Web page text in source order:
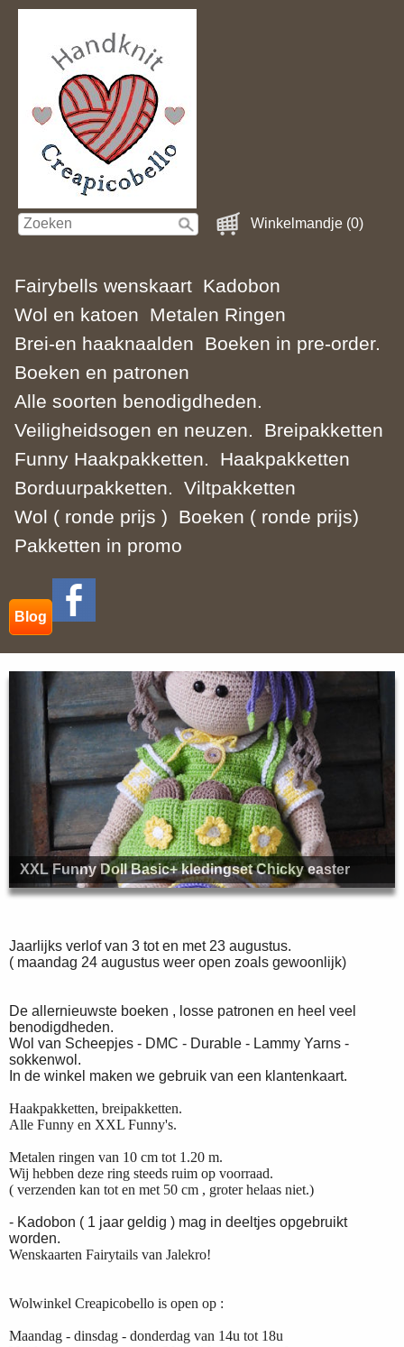
Winkelmandje (0)
Fairybells wenskaart Kadobon
Wol en katoen
Metalen Ringen
Brei-en haaknaalden
Boeken in pre-order.
Boeken en patronen
Alle soorten benodigdheden.
Veiligheidsogen en neuzen.
Breipakketten
Funny Haakpakketten.
Haakpakketten
Borduurpakketten.
Viltpakketten
Wol ( ronde prijs )
Boeken ( ronde prijs)
Pakketten in promo
Blog
XXL Funny Doll Basic+ kledingset Chicky easter
Jaarlijks verlof van 3 tot en met 23 augustus.
( maandag 24 augustus weer open zoals gewoonlijk)
De allernieuwste boeken , losse patronen en heel veel
benodigdheden.
Wol van Scheepjes - DMC - Durable - Lammy Yarns -
sokkenwol.
In de winkel maken we gebruik van een klantenkaart.
Haakpakketten, breipakketten.
Alle Funny en XXL Funny's.
Metalen ringen van 10 cm tot 1.20 m.
Wij hebben deze ring steeds ruim op voorraad.
( verzenden kan tot en met 50 cm , groter helaas niet.)
- Kadobon ( 1 jaar geldig ) mag in deeltjes opgebruikt
worden.
Wenskaarten Fairytails van Jalekro!
Wolwinkel Creapicobello is open op :
Maandag - dinsdag - donderdag van 14u tot 18u